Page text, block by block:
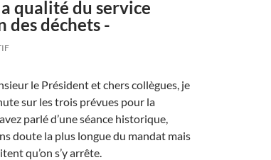
qualité du service
déchets -
le Président et chers collègues, je
sur les trois prévues pour la
parlé d’une séance historique,
doute la plus longue du mandat mais
qu’on s’y arrête.